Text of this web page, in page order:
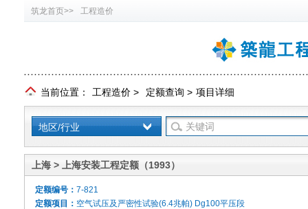
筑龙首页>> 工程造价
当前位置： 工程造价 > 定额查询 > 项目详细
地区/行业
上海 > 上海安装工程定额（1993）
定额编号： 7-821
定额项目： 空气试压及严密性试验(6.4兆帕) Dg100平压段